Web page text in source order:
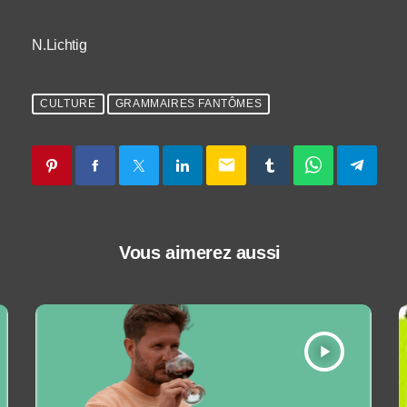
N.Lichtig
CULTURE GRAMMAIRES FANTÔMES
email
Vous aimerez aussi
play_arrow